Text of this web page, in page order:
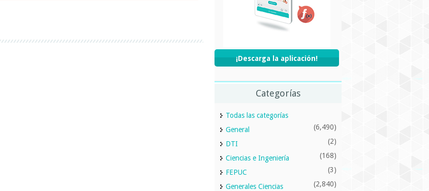
¡Descarga la aplicación!
Categorías
Todas las categorías
General
(6,490)
DTI (2)
Ciencias e Ingeniería (168)
FEPUC (3)
Generales Ciencias (2,840)